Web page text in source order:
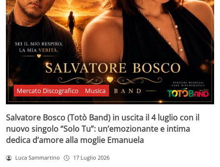
Mercato Discografico Musica
Salvatore Bosco (Totò Band) in uscita il 4 luglio con il
nuovo singolo “Solo Tu”: un’emozionante e intima
dedica d’amore alla moglie Emanuela
Luca Sammartino 17 Luglio 2026